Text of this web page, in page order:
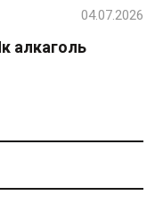
алкаголь
04.07.2026